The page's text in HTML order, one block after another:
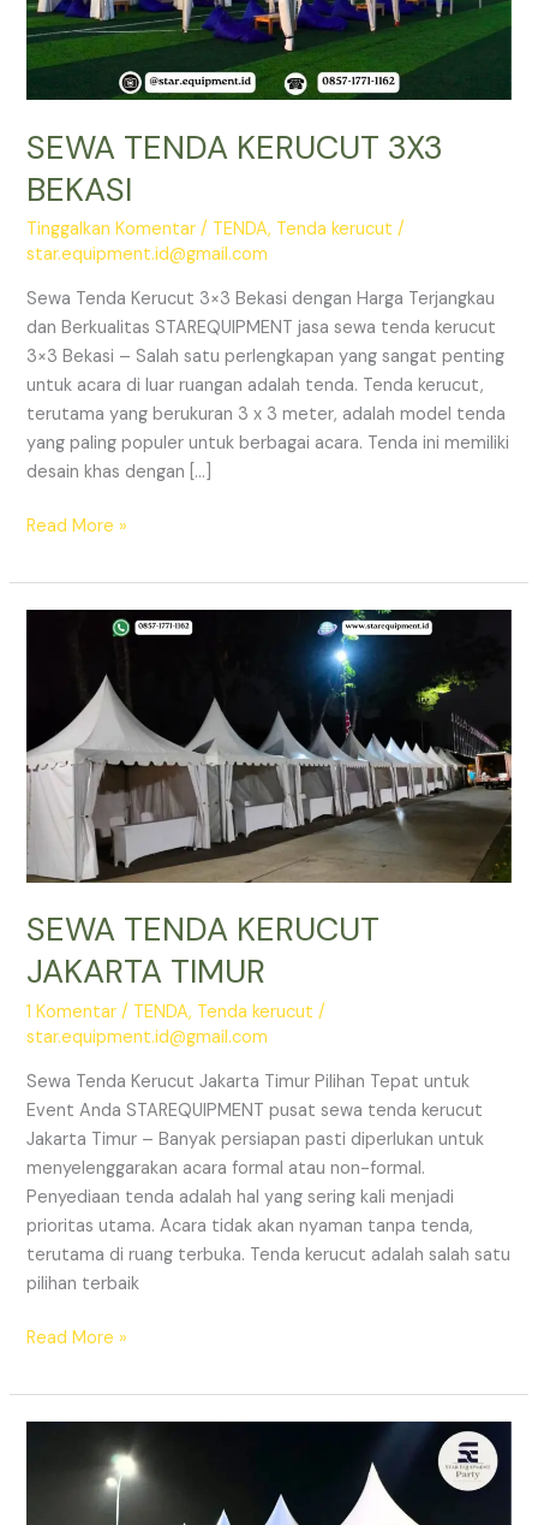
SEWA TENDA KERUCUT 3X3
BEKASI
Tinggalkan Komentar / TENDA, Tenda kerucut /
star.equipment.id@gmail.com
Sewa Tenda Kerucut 3×3 Bekasi dengan Harga Terjangkau
dan Berkualitas STAREQUIPMENT jasa sewa tenda kerucut
3×3 Bekasi – Salah satu perlengkapan yang sangat penting
untuk acara di luar ruangan adalah tenda. Tenda kerucut,
terutama yang berukuran 3 x 3 meter, adalah model tenda
yang paling populer untuk berbagai acara. Tenda ini memiliki
desain khas dengan […]
SEWA
KERUCUT
3X3
Read More »
SEWA TENDA KERUCUT
JAKARTA TIMUR
1 Komentar / TENDA, Tenda kerucut /
star.equipment.id@gmail.com
Sewa Tenda Kerucut Jakarta Timur Pilihan Tepat untuk
Event Anda STAREQUIPMENT pusat sewa tenda kerucut
Jakarta Timur – Banyak persiapan pasti diperlukan untuk
menyelenggarakan acara formal atau non-formal.
Penyediaan tenda adalah hal yang sering kali menjadi
prioritas utama. Acara tidak akan nyaman tanpa tenda,
terutama di ruang terbuka. Tenda kerucut adalah salah satu
pilihan terbaik
SEWA
KERUCUT
JAKARTA
Read More »